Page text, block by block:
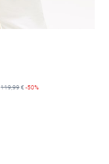
119,99€ -50%